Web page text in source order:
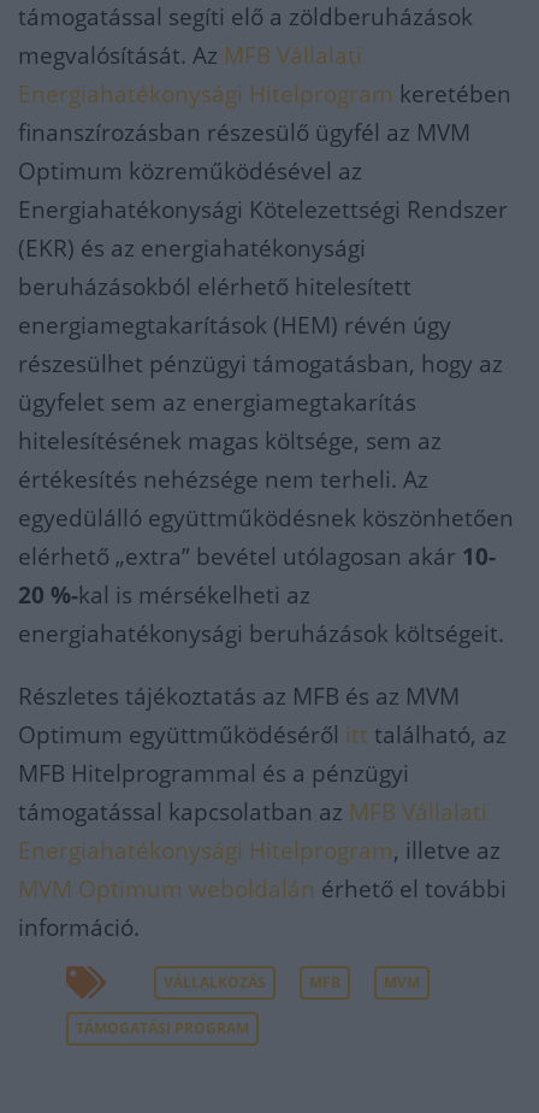
támogatással segíti elő a zöldberuházások
megvalósítását. Az MFB Vállalati
Energiahatékonysági Hitelprogram keretében
finanszírozásban részesülő ügyfél az MVM
Optimum közreműködésével az
Energiahatékonysági Kötelezettségi Rendszer
(EKR) és az energiahatékonysági
beruházásokból elérhető hitelesített
energiamegtakarítások (HEM) révén úgy
részesülhet pénzügyi támogatásban, hogy az
ügyfelet sem az energiamegtakarítás
hitelesítésének magas költsége, sem az
értékesítés nehézsége nem terheli. Az
egyedülálló együttműködésnek köszönhetően
elérhető „extra” bevétel utólagosan akár 10-
20 %-kal is mérsékelheti az
energiahatékonysági beruházások költségeit.
Részletes tájékoztatás az MFB és az MVM
Optimum együttműködéséről itt található, az
MFB Hitelprogrammal és a pénzügyi
támogatással kapcsolatban az MFB Vállalati
Energiahatékonysági Hitelprogram, illetve az
MVM Optimum weboldalán érhető el további
információ.
VÁLLALKOZÁS MFB MVM
TÁMOGATÁSI PROGRAM